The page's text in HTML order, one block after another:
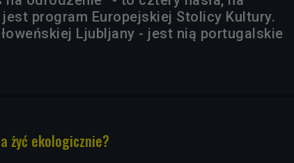
program Europejskiej Stolicy Kultury.
Ljubljany - jest nią portugalskie
żyć ekologicznie?